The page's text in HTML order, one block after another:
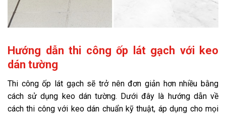
Hướng dẫn thi công ốp lát gạch với keo
dán tường
Thi công ốp lát gạch sẽ trở nên đơn giản hơn nhiều bằng
cách sử dụng keo dán tường. Dưới đây là hướng dẫn về
cách thi công với keo dán chuẩn kỹ thuật, áp dụng cho mọi